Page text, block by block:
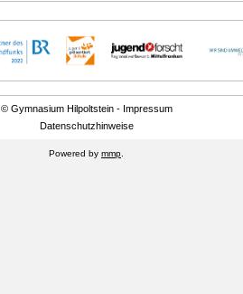
© Gymnasium Hilpoltstein - Impressum
Datenschutzhinweise
Powered by mmp